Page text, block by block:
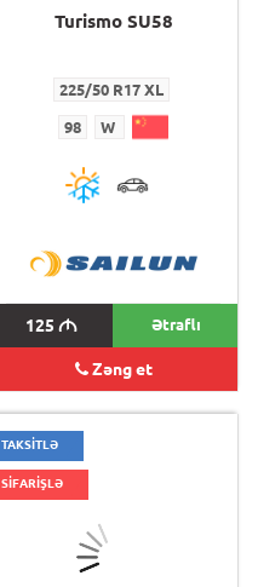
Turismo SU58
225/50 R17 XL
98 W
125 M Ətraflı
Zəng et
TAKSİTLƏ
SİFARİŞLƏ